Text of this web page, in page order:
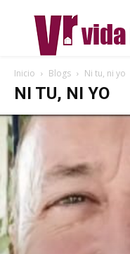
Inicio Blogs Ni tu, ni yo
NI TU, NI YO